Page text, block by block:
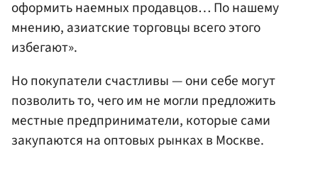
оформить наемных продавцов… По нашему
мнению, азиатские торговцы всего этого
избегают».
Но покупатели счастливы — они себе могут
позволить то, чего им не могли предложить
местные предприниматели, которые сами
закупаются на оптовых рынках в Москве.